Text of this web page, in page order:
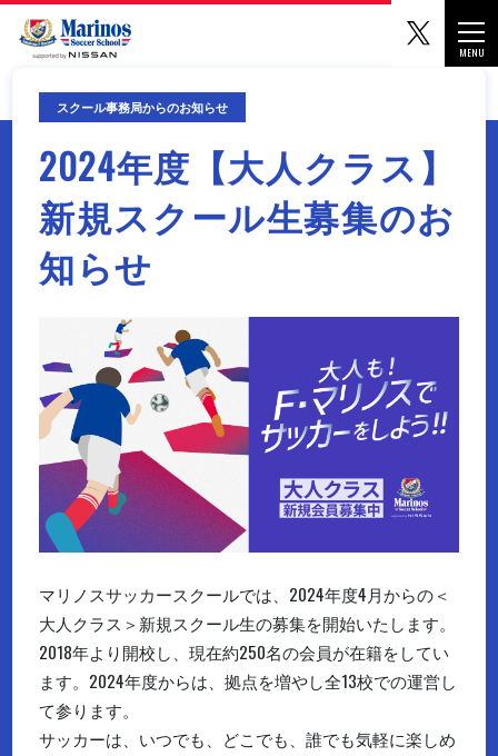
MENU
マリ
スクール事務局からのお知らせ
2024年度【大人クラス】
新規スクール生募集のお
知らせ
マリノスサッカースクールでは、2024年度4月からの＜
大人クラス＞新規スクール生の募集を開始いたします。
2018年より開校し、現在約250名の会員が在籍をしてい
ます。2024年度からは、拠点を増やし全13校での運営し
て参ります。
サッカーは、いつでも、どこでも、誰でも気軽に楽しめ